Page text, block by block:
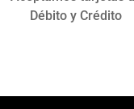
Débito y Crédito